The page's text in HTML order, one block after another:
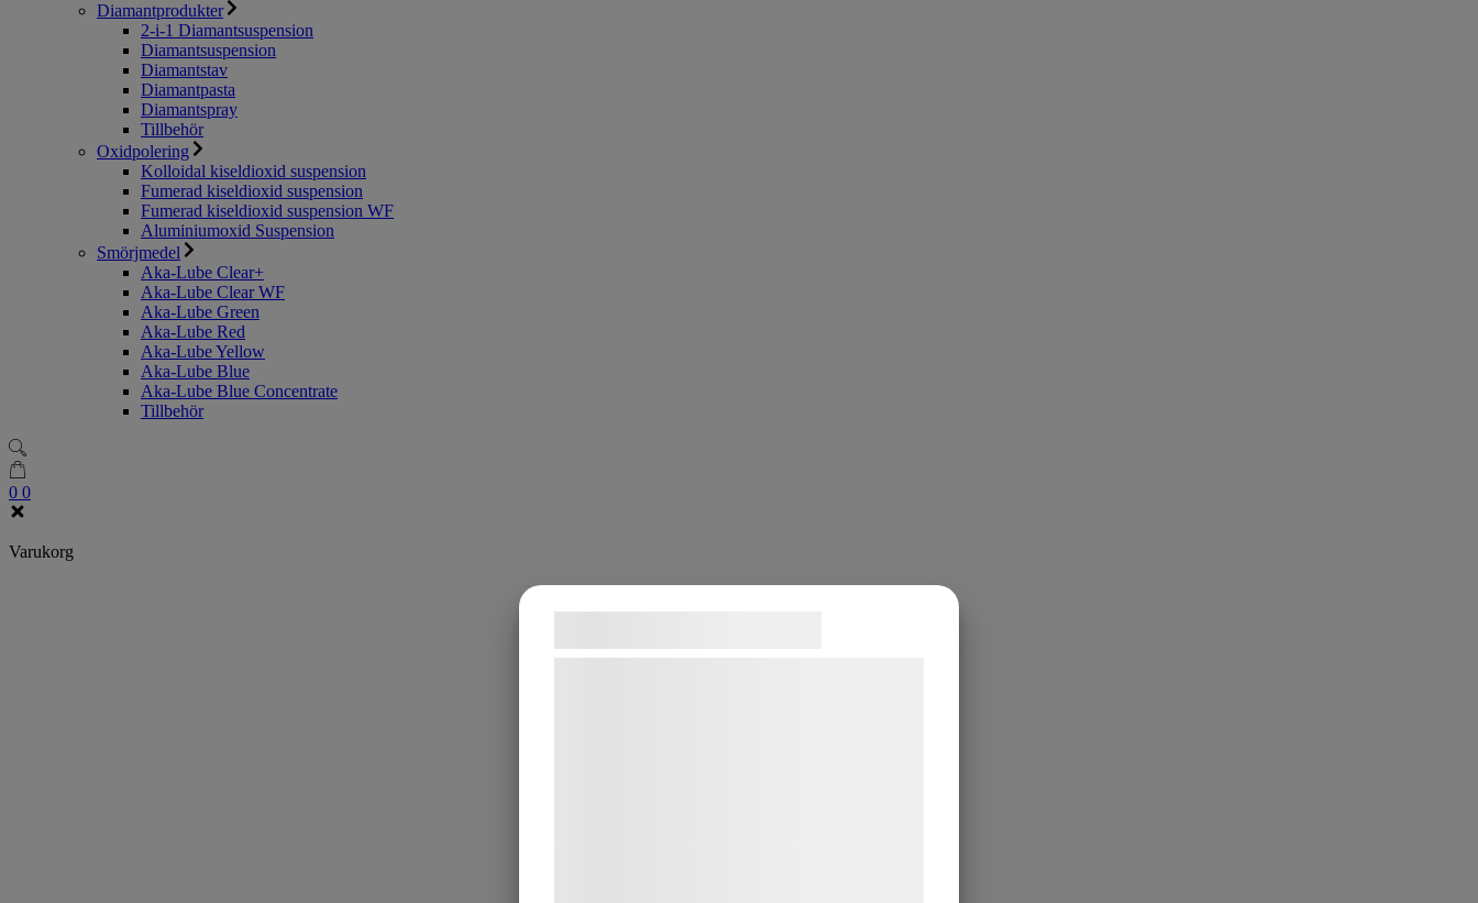
Diamantprodukter
2-i-1 Diamantsuspension
Diamantsuspension
Diamantstav
Diamantpasta
Diamantspray
Tillbehör
Oxidpolering
Kolloidal kiseldioxid suspension
Fumerad kiseldioxid suspension
Fumerad kiseldioxid suspension WF
Aluminiumoxid Suspension
Smörjmedel
Aka-Lube Clear+
Aka-Lube Clear WF
Aka-Lube Green
Aka-Lube Red
Aka-Lube Yellow
Aka-Lube Blue
Aka-Lube Blue Concentrate
Tillbehör
0 0
Varukorg